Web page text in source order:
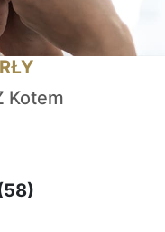
Kotem